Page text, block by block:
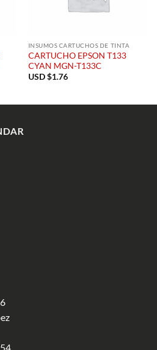
INSUMOS CARTUCHOS DE TINTA
CARTUCHO EPSON T133
CYAN MGN-T133C
USD $1.76